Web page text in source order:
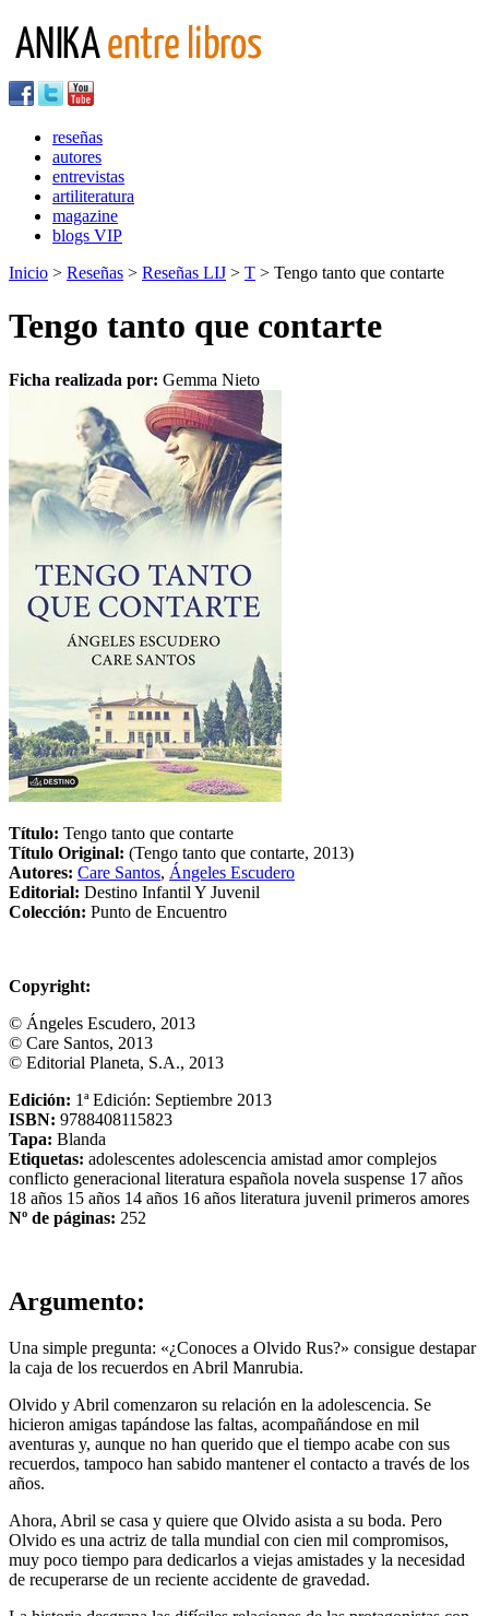
reseñas
autores
entrevistas
artiliteratura
magazine
blogs VIP
Inicio > Reseñas > Reseñas LIJ > T > Tengo tanto que contarte
Tengo tanto que contarte
Ficha realizada por: Gemma Nieto
Título: Tengo tanto que contarte
Título Original: (Tengo tanto que contarte, 2013)
Autores: Care Santos, Ángeles Escudero
Editorial: Destino Infantil Y Juvenil
Colección: Punto de Encuentro
Copyright:
© Ángeles Escudero, 2013
© Care Santos, 2013
© Editorial Planeta, S.A., 2013
Edición: 1ª Edición: Septiembre 2013
ISBN: 9788408115823
Tapa: Blanda
Etiquetas: adolescentes adolescencia amistad amorcomplejos
conflicto generacional literatura española novela suspense 17 años
18 años 15 años 14 años 16 años literatura juvenil primeros amores
Nº de páginas: 252
Argumento:
Una simple pregunta: «¿Conoces a Olvido Rus?» consigue destapar
la caja de los recuerdos en Abril Manrubia.
Olvido y Abril comenzaron su relación en la adolescencia. Se
hicieron amigas tapándose las faltas, acompañándose en mil
aventuras y, aunque no han querido que el tiempo acabe con sus
recuerdos, tampoco han sabido mantener el contacto a través de los
años.
Ahora, Abril se casa y quiere que Olvido asista a su boda. Pero
Olvido es una actriz de talla mundial con cien mil compromisos,
muy poco tiempo para dedicarlos a viejas amistades y la necesidad
de recuperarse de un reciente accidente de gravedad.